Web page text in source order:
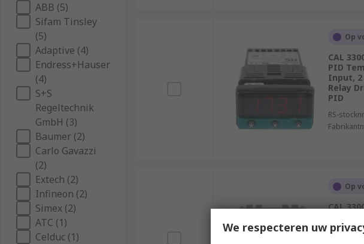
ABB (5)
Sifam Tinsley
(5)
Adaptive (4)
Endress+Hauser
(4)
S+S
Regeltechnik
GmbH (3)
Baumer (2)
Carlo Gavazzi
(2)
Extech (2)
Infineon (2)
Simex (2)
ATC (1)
Celduc (1)
Op
CAL
PID
Input,
Relay
PID
RS-stocknr.
Op
CAL
Output
We respecteren uw